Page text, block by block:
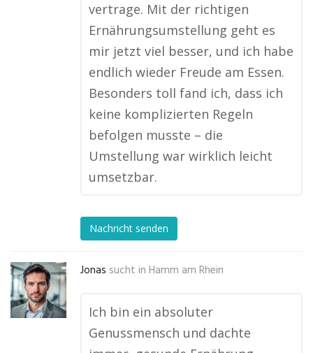
vertrage. Mit der richtigen
Ernährungsumstellung geht es
mir jetzt viel besser, und ich habe
endlich wieder Freude am Essen.
Besonders toll fand ich, dass ich
keine komplizierten Regeln
befolgen musste – die
Umstellung war wirklich leicht
umsetzbar.
Nachricht senden
Jonas sucht in Hamm am Rhein
Ich bin ein absoluter
Genussmensch und dachte